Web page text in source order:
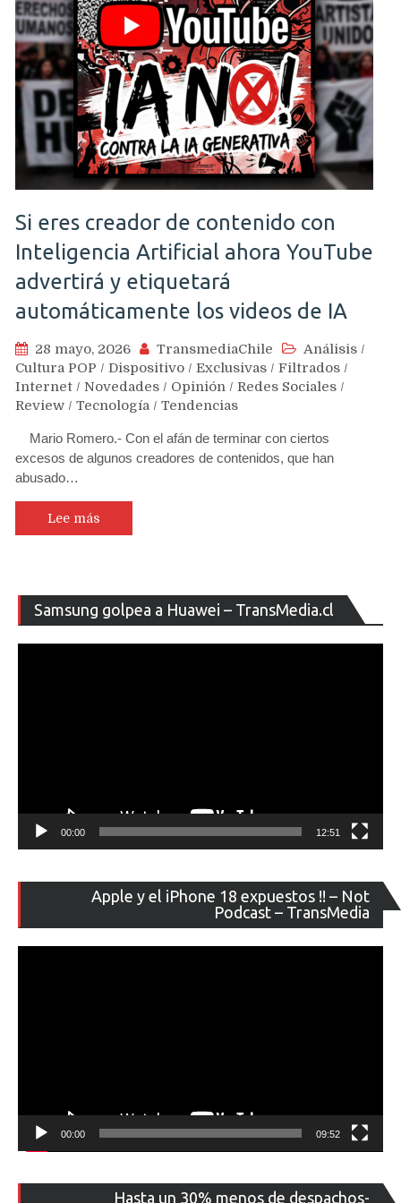
Si eres creador de contenido con
Inteligencia Artificial ahora YouTube
advertirá y etiquetará
automáticamente los videos de IA
28 mayo, 2026 TransmediaChile Análisis /
Cultura POP / Dispositivo / Exclusivas / Filtrados /
Internet / Novedades / Opinión / Redes Sociales /
Review / Tecnología / Tendencias
Mario Romero.- Con el afán de terminar con ciertos
excesos de algunos creadores de contenidos, que han
abusado…
Lee más
Samsung golpea a Huawei – TransMedia.cl
de
00:00 12:51
Apple y el iPhone 18 expuestos !! – Not
Podcast – TransMedia
de
00:00 09:52
Hasta un 30% menos de despachos-